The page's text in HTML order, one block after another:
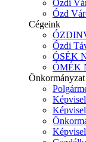
Ózdi
Ózd
Cégeink
Ózdi
ÓSÉK
ÓMÉK
Önkormányzat